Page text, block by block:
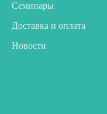
Семинары
Доставка и оплата
Новости